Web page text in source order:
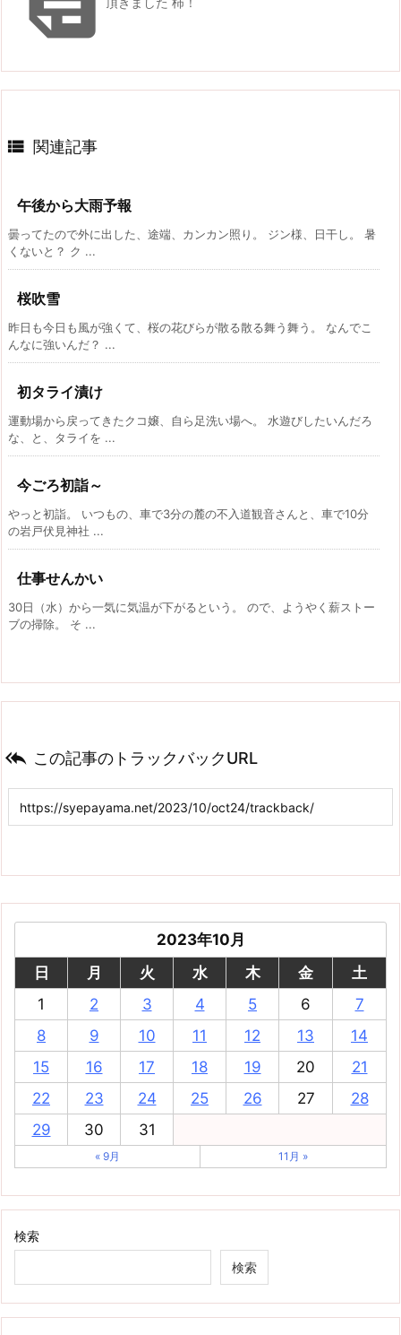
 関連記事
午後から大雨予報
曇ってたので外に出した、途端、カンカン照り。 ジン様、日干し。 暑
くないと？ ク ...
桜吹雪
昨日も今日も風が強くて、桜の花びらが散る散る舞う舞う。 なんでこ
んなに強いんだ？ ...
初タライ漬け
運動場から戻ってきたクコ嬢、自ら足洗い場へ。 水遊びしたいんだろ
な、と、タライを ...
今ごろ初詣～
やっと初詣。 いつもの、車で3分の麓の不入道観音さんと、車で10分
の岩戸伏見神社 ...
仕事せんかい
30日（水）から一気に気温が下がるという。 ので、ようやく薪ストー
ブの掃除。 そ ...
 この記事のトラックバックURL
2023年10月
日
月 火 水 木 金
土
1
2 3 4 5 6
7
8
9 10 11 12 13
14
15
16 17 18 19 20
21
22
23 24 25 26 27
28
29
30 31
« 9月 11月 »
検索
検索